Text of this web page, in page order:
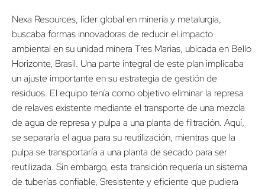
Nexa Resources, líder global en minería y metalurgia,
buscaba formas innovadoras de reducir el impacto
ambiental en su unidad minera Tres Marias, ubicada en Bello
Horizonte, Brasil. Una parte integral de este plan implicaba
un ajuste importante en su estrategia de gestión de
residuos. El equipo tenía como objetivo eliminar la represa
de relaves existente mediante el transporte de una mezcla
de agua de represa y pulpa a una planta de filtración. Aquí,
se separaría el agua para su reutilización, mientras que la
pulpa se transportaría a una planta de secado para ser
reutilizada. Sin embargo, esta transición requería un sistema
de tuberías confiable, Sresistente y eficiente que pudiera